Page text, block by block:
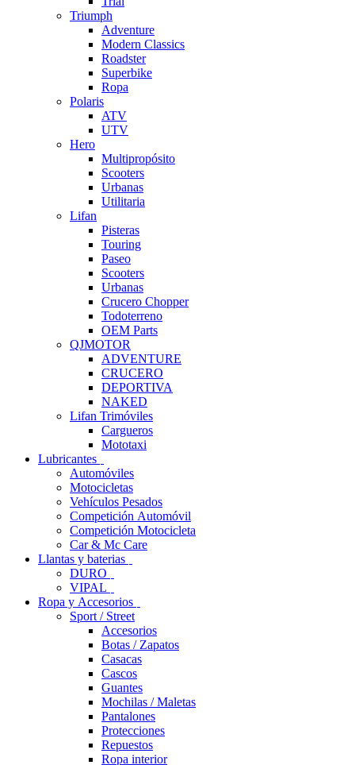
Triumph
Adventure
Modern Classics
Roadster
Superbike
Ropa
Polaris
ATV
UTV
Hero
Multipropósito
Scooters
Urbanas
Utilitaria
Lifan
Pisteras
Touring
Paseo
Scooters
Urbanas
Crucero Chopper
Todoterreno
OEM Parts
QJMOTOR
ADVENTURE
CRUCERO
DEPORTIVA
NAKED
Lifan Trimóviles
Cargueros
Mototaxi
Lubricantes
Automóviles
Motocicletas
Vehículos Pesados
Competición Automóvil
Competición Motocicleta
Car & Mc Care
Llantas y baterias
DURO
VIPAL
Ropa y Accesorios
Sport / Street
Accesorios
Botas / Zapatos
Casacas
Cascos
Guantes
Mochilas / Maletas
Pantalones
Protecciones
Repuestos
Ropa interior